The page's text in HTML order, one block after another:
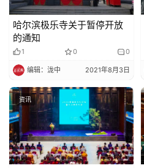
哈尔滨极乐寺关于暂停开放
的通知
1 0 0
编辑：泷中 2021年8月3日
资讯